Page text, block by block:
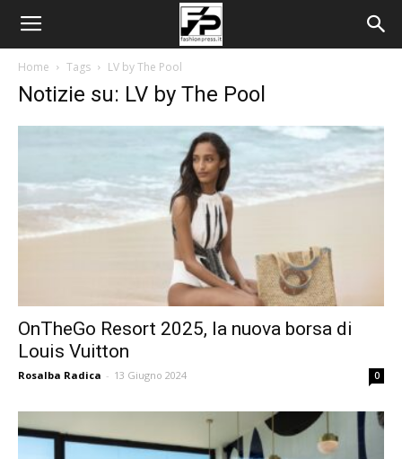
Home Tags LV by The Pool
Notizie su: LV by The Pool
OnTheGo Resort 2025, la nuova borsa di
Louis Vuitton
Rosalba Radica - 13 Giugno 2024 0